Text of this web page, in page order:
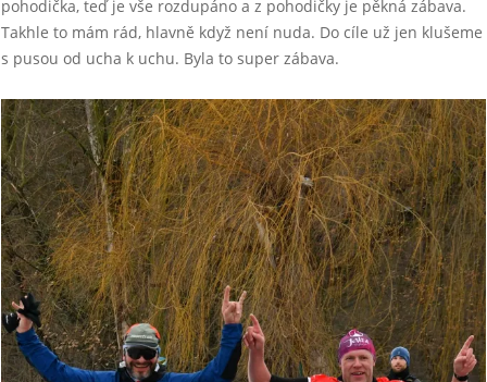
pohodička, teď je vše rozdupáno a z pohodičky je pěkná zábava.
Takhle to mám rád, hlavně když není nuda. Do cíle už jen klušeme
s pusou od ucha k uchu. Byla to super zábava.